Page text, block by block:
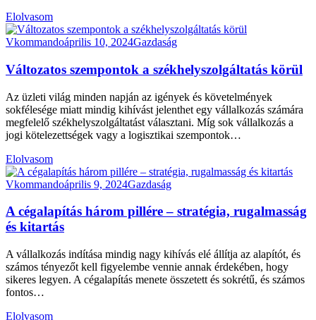
Elolvasom
Vkommandoáprilis 10, 2024Gazdaság
Változatos szempontok a székhelyszolgáltatás körül
Az üzleti világ minden napján az igények és követelmények
sokfélesége miatt mindig kihívást jelenthet egy vállalkozás számára
megfelelő székhelyszolgáltatást választani. Míg sok vállalkozás a
jogi kötelezettségek vagy a logisztikai szempontok…
Elolvasom
Vkommandoáprilis 9, 2024Gazdaság
A cégalapítás három pillére – stratégia, rugalmasság
és kitartás
A vállalkozás indítása mindig nagy kihívás elé állítja az alapítót, és
számos tényezőt kell figyelembe vennie annak érdekében, hogy
sikeres legyen. A cégalapítás menete összetett és sokrétű, és számos
fontos…
Elolvasom